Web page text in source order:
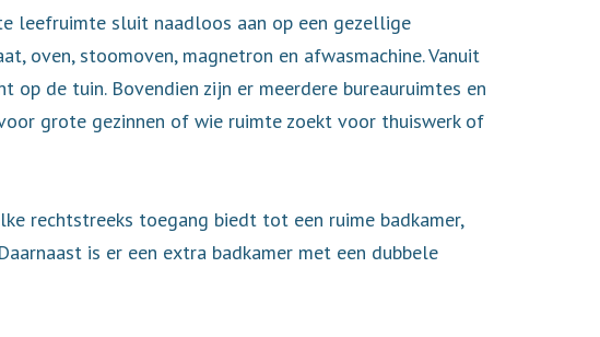
leefruimte sluit naadloos aan op een gezellige
oven, stoomoven, magnetron en afwasmachine. Vanuit
op de tuin. Bovendien zijn er meerdere bureauruimtes en
grote gezinnen of wie ruimte zoekt voor thuiswerk of
rechtstreeks toegang biedt tot een ruime badkamer,
is er een extra badkamer met een dubbele